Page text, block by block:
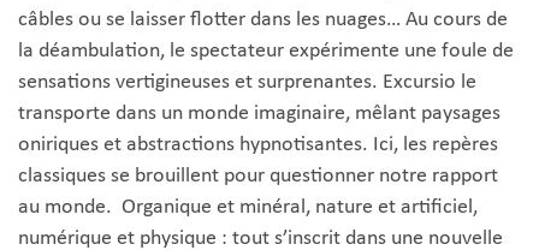
câbles ou se laisser flotter dans les nuages… Au cours de
la déambulation, le spectateur expérimente une foule de
sensations vertigineuses et surprenantes. Excursio le
transporte dans un monde imaginaire, mêlant paysages
oniriques et abstractions hypnotisantes. Ici, les repères
classiques se brouillent pour questionner notre rapport
au monde. Organique et minéral, nature et artificiel,
numérique et physique : tout s’inscrit dans une nouvelle